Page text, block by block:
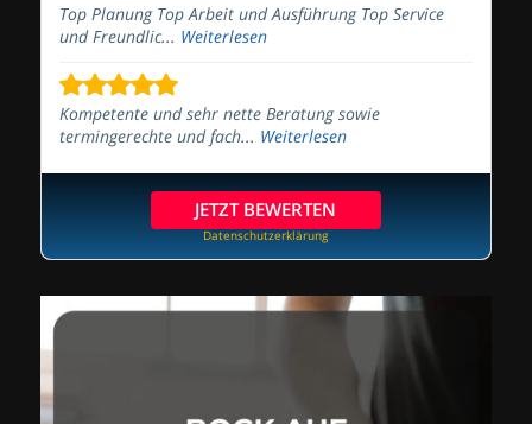
Top Planung Top Arbeit und Ausführung Top Service
und Freundlic... Weiterlesen
Kompetente und sehr nette Beratung sowie
termingerechte und fach... Weiterlesen
JETZT BEWERTEN
Datenschutzerklärung